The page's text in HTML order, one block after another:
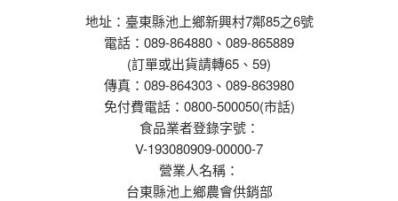
地址：臺東縣池上鄉新興村7鄰85之6號
電話：089-864880、089-865889
(訂單或出貨請轉65、59)
傳真：089-864303、089-863980
免付費電話：0800-500050(市話)
食品業者登錄字號：
V-193080909-00000-7
營業人名稱：
台東縣池上鄉農會供銷部